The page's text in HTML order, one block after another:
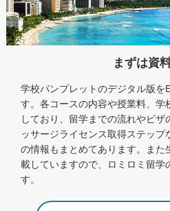
まずは資
学校パンプレットのデジタル版を
す。各コースの内容や授業料、学
しており、留学までの流れやビ
ッサージライセンス取得ステップ
の情報もまとめてあります。また
載していますので、ロミロミ留学
す。